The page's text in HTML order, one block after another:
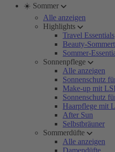
☀️ Sommer
Alle anzeigen
Highlights
Travel Essentials
Beauty-
Sommer-
Sonnenpflege
Alle anzeigen
Sonnenschutz
Make-up mit
Sonnenschutz
Haarpflege mit
After Sun
Selbstbräuner
Sommerdüfte
Alle anzeigen
Damendüfte